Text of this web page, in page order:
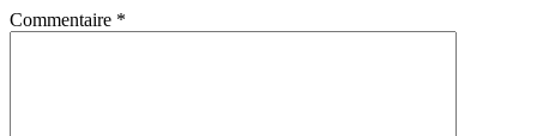
Commentaire *